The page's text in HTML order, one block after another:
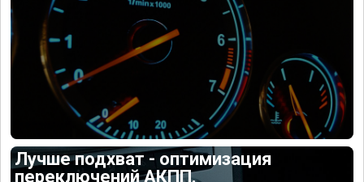
Лучше подхват - оптимизация
переключений АКПП.